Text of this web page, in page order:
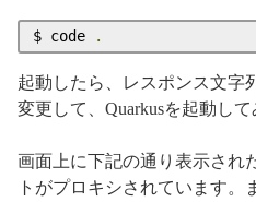
$ code .
起動したら、レスポンス文字
変更して、Quarkusを起動して
画面上に下記の通り表示され
トがプロキシされています。